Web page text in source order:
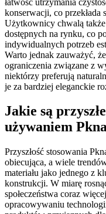
konserwacji, co przekłada
Użytkownicy chwalą
dostępnych na rynku, co
indywidualnych potrzeb
Warto jednak zauważyć,
ograniczenia związane z
niektórzy preferują
je za bardziej eleganckie
Jakie są
używaniem
Przyszłość stosowania
obiecująca, a wiele
materiału jako jednego z
konstrukcji. W miarę
społeczeństwa coraz
opracowywaniu